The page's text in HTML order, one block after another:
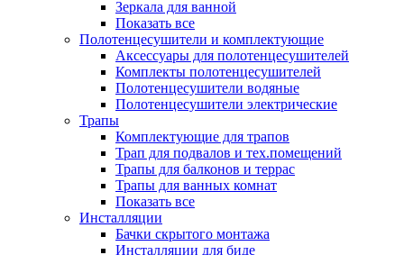
Зеркала для ванной
Показать все
Полотенцесушители и комплектующие
Аксессуары для полотенцесушителей
Комплекты полотенцесушителей
Полотенцесушители водяные
Полотенцесушители электрические
Трапы
Комплектующие для трапов
Трап для подвалов и тех.помещений
Трапы для балконов и террас
Трапы для ванных комнат
Показать все
Инсталляции
Бачки скрытого монтажа
Инсталляции для биде